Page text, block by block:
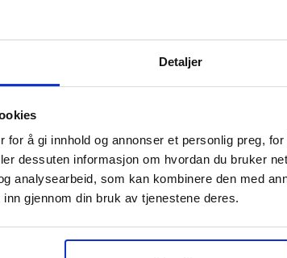
Detaljer
for å gi innhold og annonser et personlig preg,
dessuten informasjon om hvordan du bruker
analysearbeid, som kan kombinere den med
gjennom din bruk av tjenestene deres.
ut for salg av både private og
XBID er ikke solidarisk ansvarlig med Selger
ved objektet. Eventuell omregistreringsavgift